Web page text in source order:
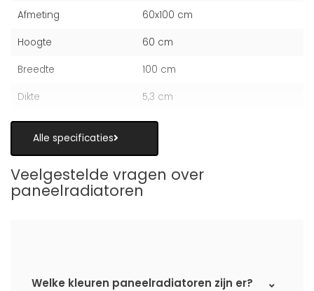
Afmeting 60x100 cm
Hoogte 60 cm
Breedte 100 cm
Dikte 5,3 cm
Alle specificaties
Veelgestelde vragen over
paneelradiatoren
Welke kleuren paneelradiatoren zijn er?